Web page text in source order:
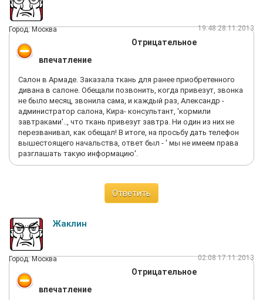
Город: Москва 19:48 28.11.2013
Отрицательное
впечатление
Салон в Армаде. Заказала ткань для ранее приобретенного
дивана в салоне. Обещали позвонить, когда привезут, звонка
не было месяц, звонила сама, и каждый раз, Александр -
администратор салона, Кира- консультант, 'кормили
завтраками'.., что ткань привезут завтра. Ни один из них не
перезванивал, как обещал! В итоге, на просьбу дать телефон
вышестоящего начальства, ответ был - ' мы не имеем права
разглашать такую информацию'.
Ответить
Жаклин
Город: Москва 02:08 17.11.2013
Отрицательное
впечатление